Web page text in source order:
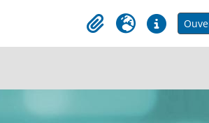
ClipboardLangueLiens